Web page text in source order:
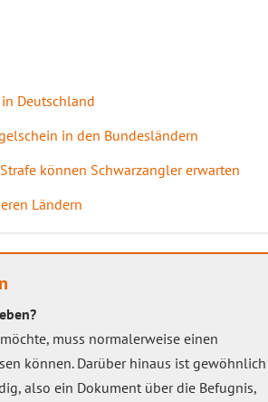
Deutschland
in den Bundesländern
können Schwarzangler erwarten
Ländern
muss normalerweise einen
können. Darüber hinaus ist gewöhnlich
also ein Dokument über die Befugnis,